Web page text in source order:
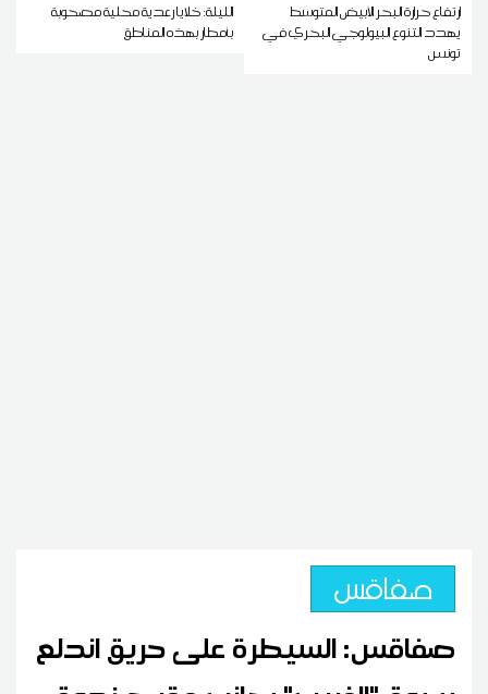
ارتفاع حرارة البحر الأبيض المتوسط
يهدد التنوع البيولوجي البحري في
تونس
الليلة: خلايا رعدية محلية مصحوبة
بأمطار بهذه المناطق
صفاقس
صفاقس: السيطرة على حريق اندلع